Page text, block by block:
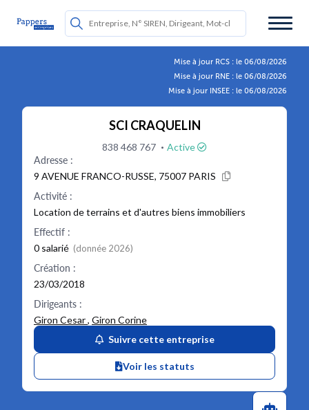
Mise à jour RCS : le 06/08/2026
Mise à jour RNE : le 06/08/2026
Mise à jour INSEE : le 06/08/2026
SCI CRAQUELIN
838 468 767 · Active
Adresse :
9 AVENUE FRANCO-RUSSE, 75007 PARIS
Activité :
Location de terrains et d'autres biens immobiliers
Effectif :
0 salarié (donnée 2026)
Création :
23/03/2018
Dirigeants :
Giron Cesar, Giron Corine
Suivre cette entreprise
Voir les statuts